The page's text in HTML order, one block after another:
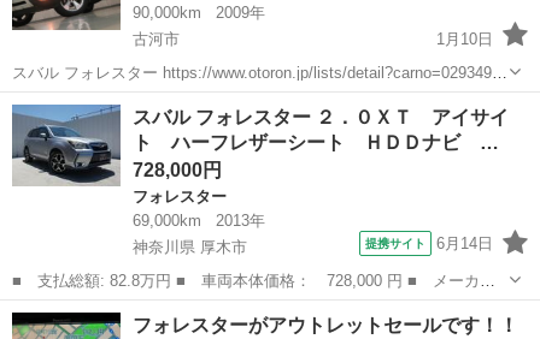
90,000km
2009年
古河市
1月10日
スバル フォレスター https://www.otoron.jp/lists/detail?carno=029349 ■
問い合わせ(∩´∀｀)∩♪ 0276-71-3292 ■メールで簡単仮審査(∩´...
茨城 古河市 オトロン
スバル フォレスター ２．０ＸＴ アイサイ
ト ハーフレザーシート ＨＤＤナビ …
728,000円
フォレスター
69,000km
2013年
神奈川県 厚木市
提携サイト 6月14日
■ 支払総額: 82.8万円 ■ 車両本体価格： 728,000 円 ■ メーカー
名： スバル ■ 車種名： フォレスター ■ グレード名： ２．０
ＸＴ アイサイト ハーフレザーシート ＨＤＤナビ フルセグ バ
神奈川 厚木市 フォレスター
フォレスターがアウトレットセールです！！